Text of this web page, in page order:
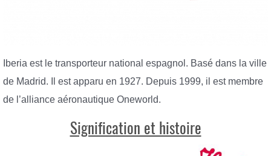
Iberia est le transporteur national espagnol. Basé dans la ville
de Madrid. Il est apparu en 1927. Depuis 1999, il est membre
de l’alliance aéronautique Oneworld.
Signification et histoire